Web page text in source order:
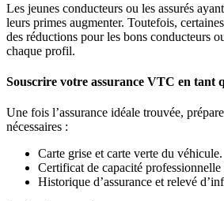
Les jeunes conducteurs ou les assurés
leurs primes augmenter. Toutefois,
des réductions pour les bons conducteurs
chaque profil.
Souscrire votre assurance VTC en tant
Une fois l’assurance idéale trouvée,
nécessaires :
Carte grise et carte verte du véhicule.
Certificat de capacité
Historique d’assurance et relevé